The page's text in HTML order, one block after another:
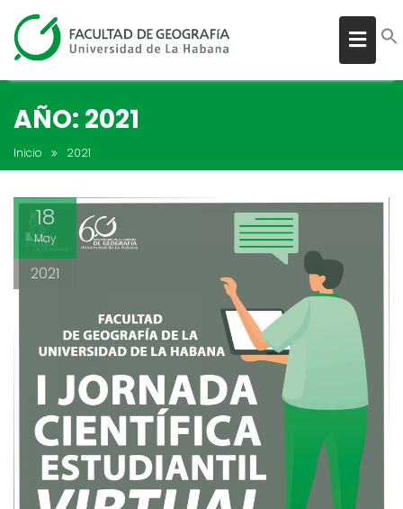
AÑO: 2021
Inicio 2021
18
May
2021